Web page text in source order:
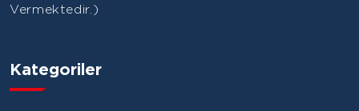
Vermektedir.)
Kategoriler